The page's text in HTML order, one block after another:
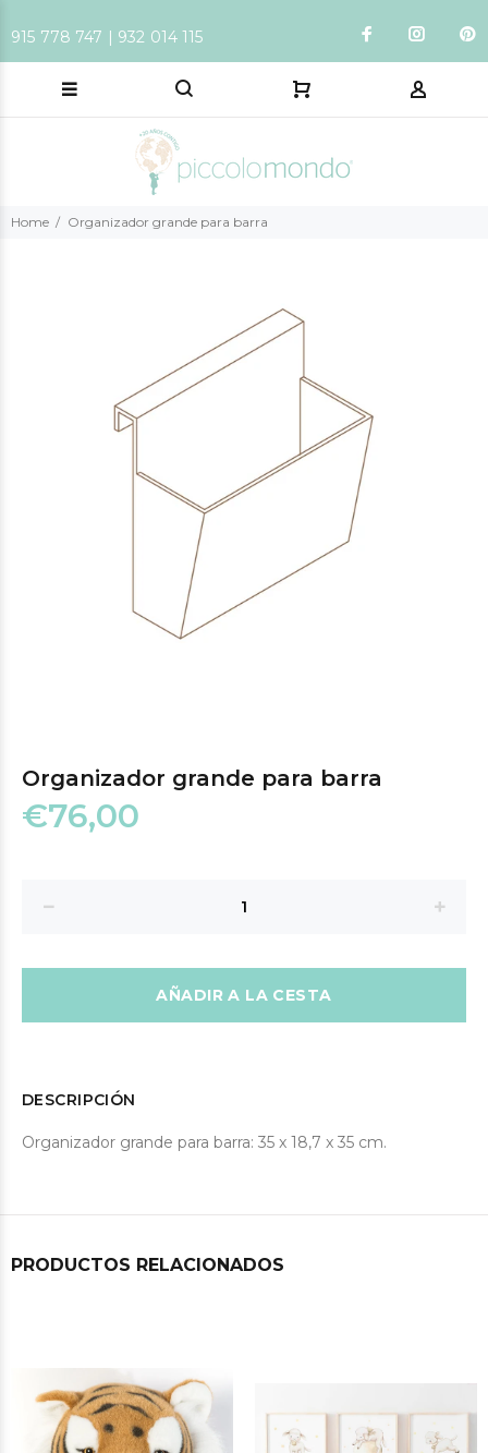
915 778 747 | 932 014 115
Home Organizador grande para barra
Organizador grande para barra
€76,00
AÑADIR A LA CESTA
DESCRIPCIÓN
Organizador grande para barra: 35 x 18,7 x 35 cm.
PRODUCTOS RELACIONADOS